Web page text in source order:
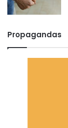
Propagandas